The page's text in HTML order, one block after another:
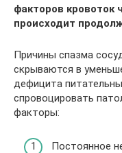
факторов кровоток
происходит
Причины спазма
скрываются в
дефицита
спровоцировать
факторы:
Постоянное